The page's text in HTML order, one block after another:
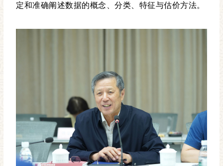
定和准确阐述数据的概念、分类、特征与估价方法。